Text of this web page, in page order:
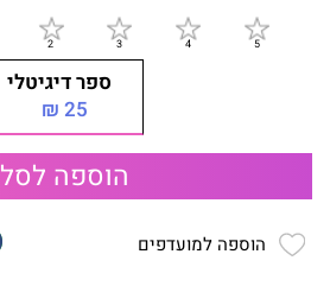
ספר דיגיטלי
25 ₪
הוספה לסל
הוספה למועדפים